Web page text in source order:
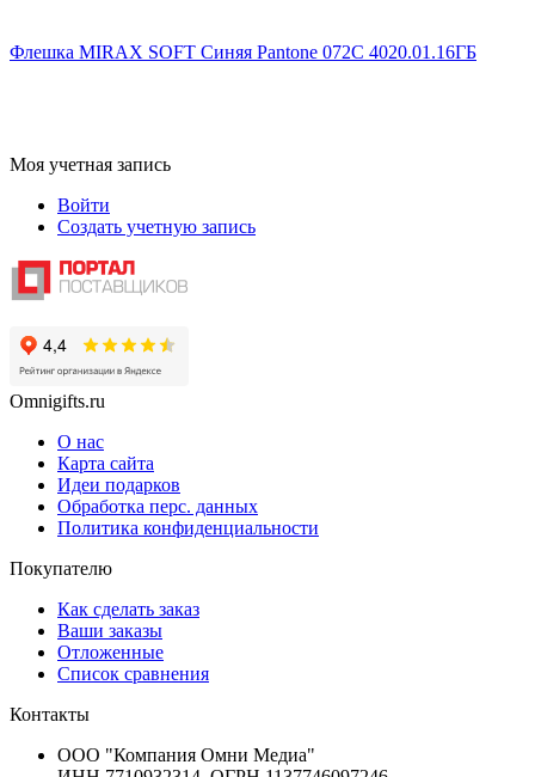
Флешка MIRAX SOFT Синяя Pantone 072C 4020.01.16ГБ
Моя учетная запись
Войти
Создать учетную запись
Omnigifts.ru
О нас
Карта сайта
Идеи подарков
Обработка перс. данных
Политика конфиденциальности
Покупателю
Как сделать заказ
Ваши заказы
Отложенные
Список сравнения
Контакты
ООО "Компания Омни Медиа"